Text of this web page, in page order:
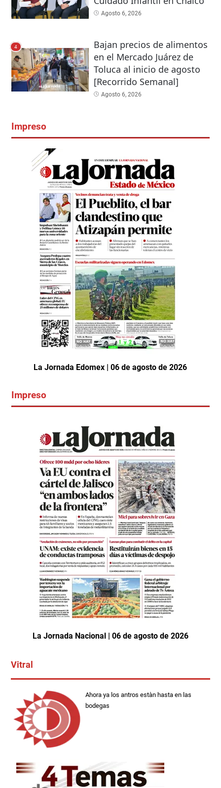
Agosto 6, 2026
4
Bajan precios de alimentos
en el Mercado Juárez de
Toluca al inicio de agosto
[Recorrido Semanal]
Agosto 6, 2026
Impreso
La Jornada Edomex | 06 de agosto de 2026
Impreso
La Jornada Nacional | 06 de agosto de 2026
Vitral
Ahora ya los antros estàn hasta en las
bodegas